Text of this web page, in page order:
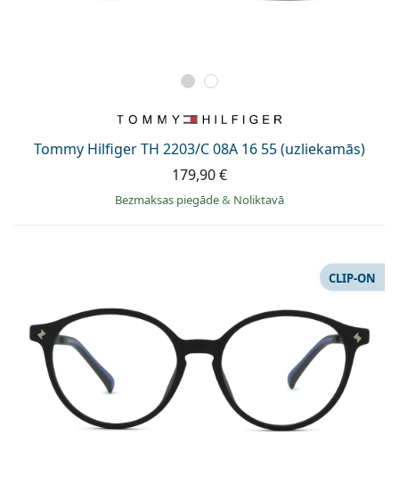
Tommy Hilfiger TH 2203/C 08A 16 55 (uzliekamās)
179,90 €
Bezmaksas piegāde& Noliktavā
CLIP-ON